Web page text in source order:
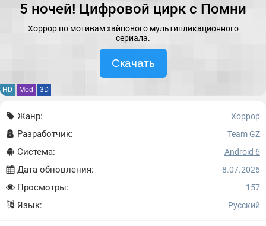
5 ночей! Цифровой цирк с Помни
Хоррор по мотивам хайпового мультипликационного
сериала.
Скачать
HD Mod 3D
Жанр: Хоррор
Разработчик: Team GZ
Система: Android 6
Дата обновления: 8.07.2026
Просмотры: 157
Язык: Русский